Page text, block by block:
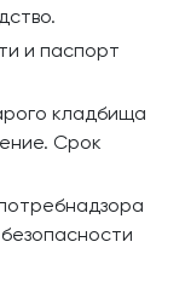
и паспорт
кладбища
Срок